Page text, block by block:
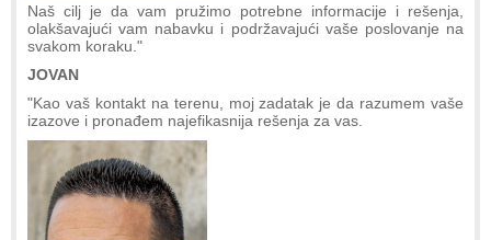
Naš cilj je da vam pružimo potrebne informacije i rešenja,
olakšavajući vam nabavku i podržavajući vaše poslovanje na
svakom koraku."
JOVAN
"Kao vaš kontakt na terenu, moj zadatak je da razumem vaše
izazove i pronađem najefikasnija rešenja za vas.